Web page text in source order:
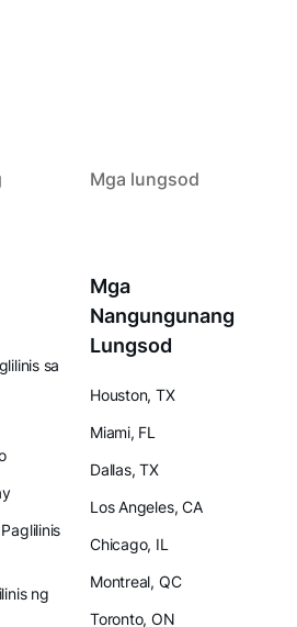
Mga lungsod
sa
ng
Mga
Nangungunang
Lungsod
Houston, TX
Miami, FL
Dallas, TX
Los Angeles, CA
Chicago, IL
Montreal, QC
Toronto, ON